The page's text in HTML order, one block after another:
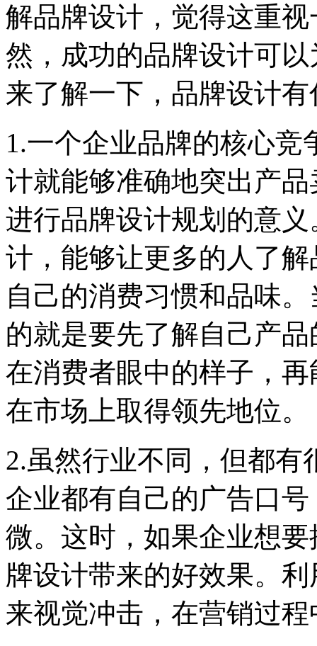
解品牌设计，觉得这重
然，成功的品牌设计可
来了解一下，品牌设计
1.一个企业品牌的核心
计就能够准确地突出产
进行品牌设计规划的意
计，能够让更多的人了
自己的消费习惯和品味
的就是要先了解自己产
在消费者眼中的样子，
在市场上取得领先地位。
2.虽然行业不同，但都
企业都有自己的广告口
微。这时，如果企业想
牌设计带来的好效果。
来视觉冲击，在营销过